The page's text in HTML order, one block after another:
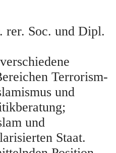
rer. Soc. und Dipl.
Terrorism-
und
und
Staat.